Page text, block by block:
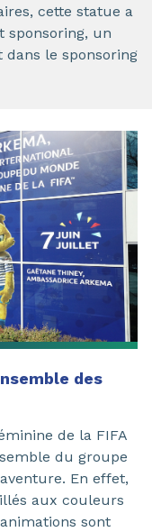
cette statue a
sponsoring, un
dans le sponsoring
des
de la FIFA
du groupe
En effet,
aux couleurs
sont